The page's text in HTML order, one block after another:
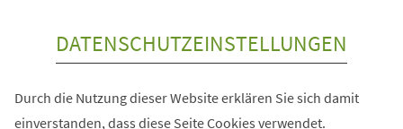
DATENSCHUTZEINSTELLUNGEN
Durch die Nutzung dieser Website erklären Sie sich damit
einverstanden, dass diese Seite Cookies verwendet.